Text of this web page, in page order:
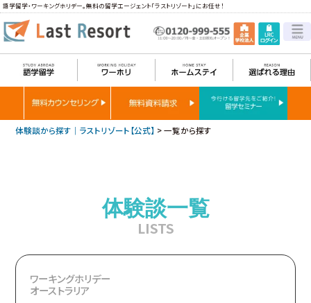
語学留学・ワーキングホリデー。無料の留学エージェント「ラストリゾート」にお任せ！
体験談から探す｜ラストリゾート【公式】 >一覧から探す
体験談一覧
LISTS
ワーキングホリデー
オーストラリア